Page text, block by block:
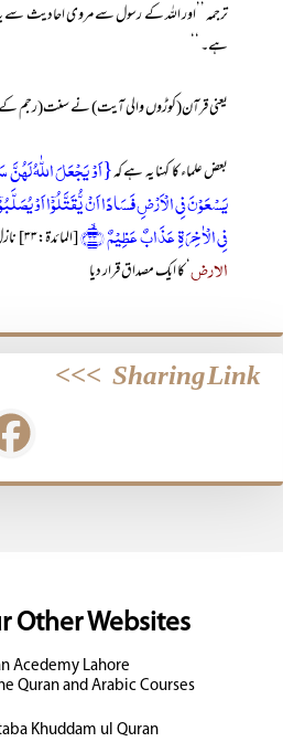
ترجمہ ’’اور اللہ کے رسول سے مروی احادیث سے
ہے۔ ‘‘
یعنی قرآن(کوڑوں والی آیت) نے سنت(رجم کے
بعض علماء کا کہنا یہ ہے کہ{اَوۡ یَجۡعَلَ اللّٰہُ لَہُنَّ
یَسۡعَوۡنَ فِی الۡاَرۡضِ فَسَادًا اَنۡ یُّقَتَّلُوۡۤا اَوۡ
فِی الۡاٰخِرَۃِ عَذَابٌ عَظِیۡمٌ ﴿ۙ۳۳﴾
[المائدۃ:۳۳] نازل ہوئی تواللہ کے رسول صلی اللہ علیہ وسلم نے اس آیت سے استدلال کرتے ہوئے زنا کو ’
الأرض‘ کا ایک مصداق قرار دیا
Sharing Link
>>>
Other Websites
Acedemy Lahore
Quran and Arabic Courses
Khuddam ul Quran